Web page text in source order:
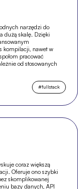
narzędzi do
dużą skalę. Dzięki
kompilacji, nawet w
pracować
od stosowanych
#fullstack
coraz większą
Oferuje ono szybki
skomplikowanej
bazy danych, API